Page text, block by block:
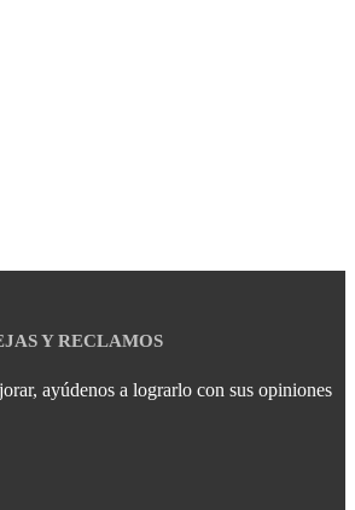
Y RECLAMOS
ayúdenos a lograrlo con sus opiniones